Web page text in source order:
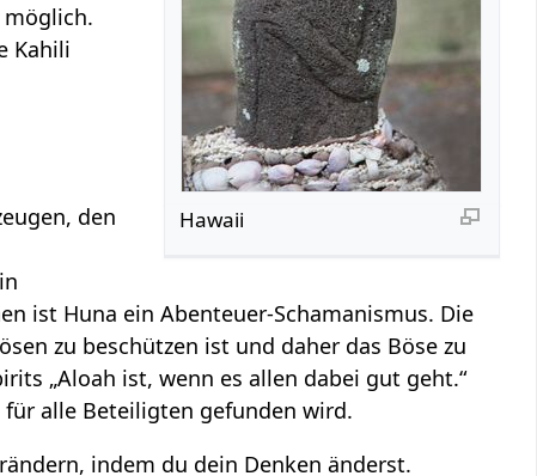
Hawaii
Kahili
den
ist Huna ein Abenteuer-Schamanismus. Die
zu beschützen ist und daher das Böse zu
„Aloah ist, wenn es allen dabei gut geht.“
alle Beteiligten gefunden wird.
indem du dein Denken änderst.